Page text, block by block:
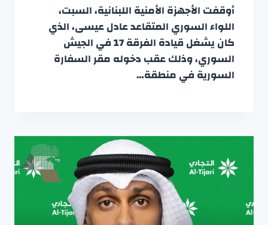
أوقفت الأجهزة الأمنية اللبنانية، السبت،
اللواء السوري المتقاعد عادل عيسى، الذي
كان يشغل قيادة الفرقة 17 في الجيش
السوري، وذلك عقب دخوله مقر السفارة
السورية في منطقة…